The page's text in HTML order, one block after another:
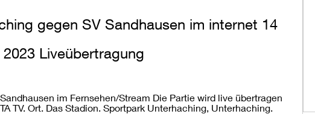
gegen SV Sandhausen im internet 14
Liveübertragung
im Fernsehen/Stream Die Partie wird live übertragen
TV. Ort. Das Stadion. Sportpark Unterhaching, Unterhaching.